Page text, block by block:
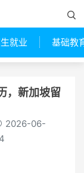
就业 基础教
，新加坡留
2026-06-